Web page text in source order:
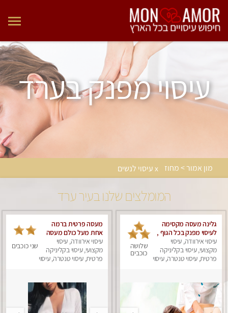
עיסוי מפנק בערד
מון אמור > מחוז x עיסוי לנשים
המומלצים שלנו בעיר ערד
גלינה מעסה מקסימה
לעיסוי מפנק בכל הגוף ,
משחרר לחצים , מרפה
את השרירים , להנאה
מובטחת צלצל אלי
עיסוי אירוודה, עיסוי
מקצועי, עיסוי בקליניקה
פרטית, עיסוי טנטרה, עיסוי
שלושה
כוכבים
מעסה פרטית ברמה
אחת מעל כולם מעסה
מקצועית ואיכותית פרטי
עיסוי אירוודה, עיסוי
מקצועי, עיסוי בקליניקה
פרטית, עיסוי טנטרה, עיסוי
שני כוכבים